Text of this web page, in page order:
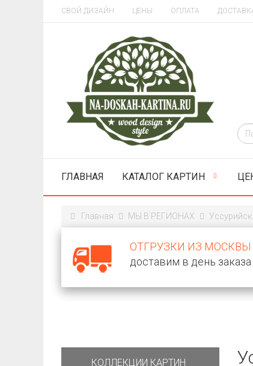
СВОЙ ДИЗАЙН ЦЕНЫ ОПЛАТА
ГЛАВНАЯ КАТАЛОГ КАРТИН
Главная МЫ В РЕГИОНАХ Уссурийск
ОТГРУЗКИ ИЗ МОСКВЫ
доставим в день заказа
КОЛЛЕКЦИИ КАРТИН